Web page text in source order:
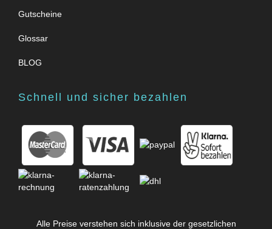
Gutscheine
Glossar
BLOG
Schnell und sicher bezahlen
Alle Preise verstehen sich inklusive der gesetzlichen